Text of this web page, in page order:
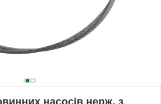
насосів нерж. з